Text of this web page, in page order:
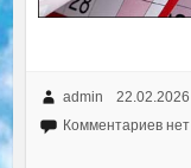
admin 22.02.2026
Комментариев нет